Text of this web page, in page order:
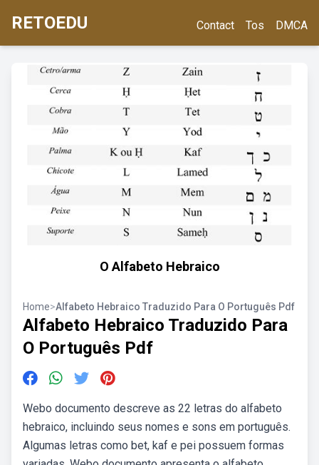
RETOEDU Contact Tos DMCA
O Alfabeto Hebraico
Home>Alfabeto Hebraico Traduzido Para O Português Pdf
Alfabeto Hebraico Traduzido Para
O Português Pdf
Webo documento descreve as 22 letras do alfabeto
hebraico, incluindo seus nomes e sons em português.
Algumas letras como bet, kaf e pei possuem formas